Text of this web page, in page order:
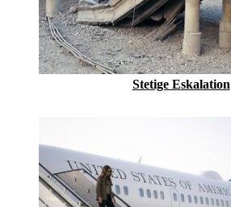
Stetige Eskalation